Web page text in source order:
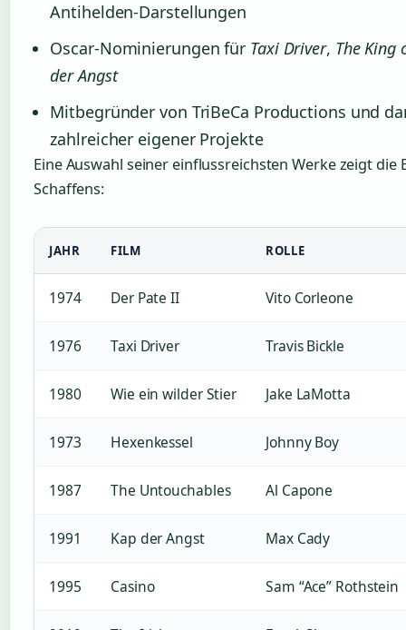
Antihelden-Darstellungen
Oscar-Nominierungen für Taxi Driver, The King
der Angst
Mitbegründer von TriBeCa Productions und
zahlreicher eigener Projekte
Eine Auswahl seiner einflussreichsten Werke zeigt die
Schaffens:
JAHR FILM ROLLE
1974 Der Pate II Vito Corleone
1976 Taxi Driver Travis Bickle
1980 Wie ein wilder Stier Jake LaMotta
1973 Hexenkessel Johnny Boy
1987 The Untouchables Al Capone
1991 Kap der Angst Max Cady
1995 Casino Sam “Ace” Rothstein